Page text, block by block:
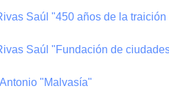
Saúl "450 años de la
Saúl "Fundación de
"Malvasía"